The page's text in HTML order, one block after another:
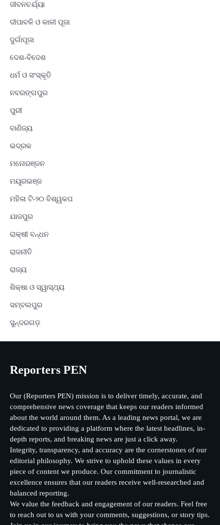
ଜୀବନଚର୍ଯ୍ୟା
ଦୀପାବଳି ଓ କାଳୀ ପୂଜା
ଦୁର୍ଗାପୂଜା
ଦେଶ-ବିଦେଶ
ଧର୍ମ ଓ ସଂସ୍କୃତି
ନବରଙ୍ଗପୁର
ପୁରୀ
ବାଣିଜ୍ୟ
ଭଦ୍ରକ
ମନୋରଞ୍ଜନ
ମୟୂରଭଞ୍ଜ
ମହିଳା ଟି-୨୦ ବିଶ୍ୱକପ
ଯାଜପୁର
ରାକ୍ଷୀ ବନ୍ଧନ
ରାଜନୀତି
ରାଜ୍ୟ
ଶିକ୍ଷା ଓ ସ୍ୱାସ୍ଥ୍ୟ
ସମ୍ବଲପୁର
ସୁନ୍ଦରଗଡ଼
Reporters PEN
Our (Reporters PEN) mission is to deliver timely, accurate, and
comprehensive news coverage that keeps our readers informed
about the world around them. As a leading news portal, we are
dedicated to providing a platform where the latest headlines, in-
depth reports, and breaking news are just a click away.
Integrity, transparency, and accuracy are the cornerstones of our
editorial philosophy. We strive to uphold these values in every
piece of content we produce. Our commitment to journalistic
excellence ensures that our readers receive well-researched and
balanced reporting.
We value the feedback and engagement of our readers. Feel free
to reach out to us with your comments, suggestions, or story tips.